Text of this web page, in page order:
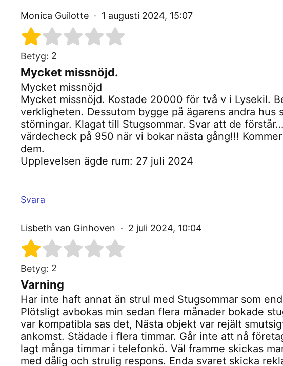
Monica Guilotte 1 augusti 2024, 15:07
Betyg: 2
Mycket missnöjd.
Mycket missnöjd
Mycket missnöjd. Kostade 20000 för två v i Lysekil.
verkligheten. Dessutom bygge på ägarens andra hus
störningar. Klagat till Stugsommar. Svar att de
värdecheck på 950 när vi bokar nästa gång!!!
dem.
Upplevelsen ägde rum: 27 juli 2024
Svara
Lisbeth van Ginhoven 2 juli 2024, 10:04
Betyg: 2
Varning
Har inte haft annat än strul med Stugsommar som
Plötsligt avbokas min sedan flera månader bokade
var kompatibla sas det, Nästa objekt var rejält
ankomst. Städade i flera timmar. Går inte att nå
lagt många timmar i telefonkö. Väl framme skickas
med dålig och strulig respons. Enda svaret skicka